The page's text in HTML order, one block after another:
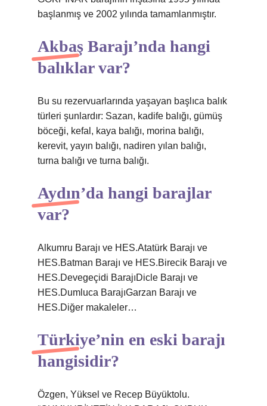
başlanmış ve 2002 yılında tamamlanmıştır.
Akbaş Barajı’nda hangi
balıklar var?
Bu su rezervuarlarında yaşayan başlıca balık
türleri şunlardır: Sazan, kadife balığı, gümüş
böceği, kefal, kaya balığı, morina balığı,
kerevit, yayın balığı, nadiren yılan balığı,
turna balığı ve turna balığı.
Aydın’da hangi barajlar
var?
Alkumru Barajı ve HES.Atatürk Barajı ve
HES.Batman Barajı ve HES.Birecik Barajı ve
HES.Devegeçidi BarajıDicle Barajı ve
HES.Dumluca BarajıGarzan Barajı ve
HES.Diğer makaleler…
Türkiye’nin en eski barajı
hangisidir?
Özgen, Yüksel ve Recep Büyüktolu.